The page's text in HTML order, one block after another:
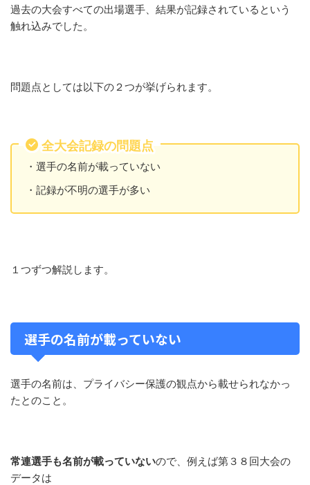
過去の大会すべての出場選手、結果が記録されているという
触れ込みでした。
問題点としては以下の２つが挙げられます。
全大会記録の問題点
・選手の名前が載っていない
・記録が不明の選手が多い
１つずつ解説します。
選手の名前が載っていない
選手の名前は、プライバシー保護の観点から載せられなかっ
たとのこと。
常連選手も名前が載っていないので、例えば第３８回大会の
データは